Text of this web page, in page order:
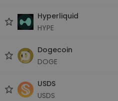
Hyperliquid
HYPE
Dogecoin
DOGE
USDS
USDS